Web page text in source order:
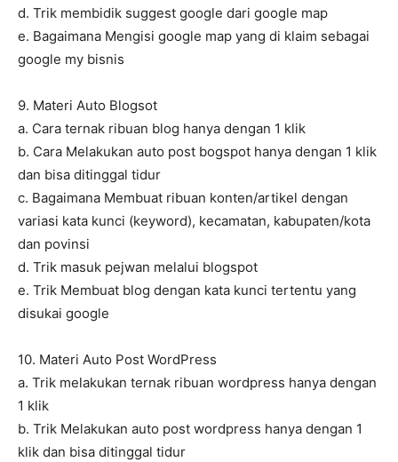
d. Trik membidik suggest google dari google map
e. Bagaimana Mengisi google map yang di klaim sebagai
google my bisnis
9. Materi Auto Blogsot
a. Cara ternak ribuan blog hanya dengan 1 klik
b. Cara Melakukan auto post bogspot hanya dengan 1 klik
dan bisa ditinggal tidur
c. Bagaimana Membuat ribuan konten/artikel dengan
variasi kata kunci (keyword), kecamatan, kabupaten/kota
dan povinsi
d. Trik masuk pejwan melalui blogspot
e. Trik Membuat blog dengan kata kunci tertentu yang
disukai google
10. Materi Auto Post WordPress
a. Trik melakukan ternak ribuan wordpress hanya dengan
1 klik
b. Trik Melakukan auto post wordpress hanya dengan 1
klik dan bisa ditinggal tidur